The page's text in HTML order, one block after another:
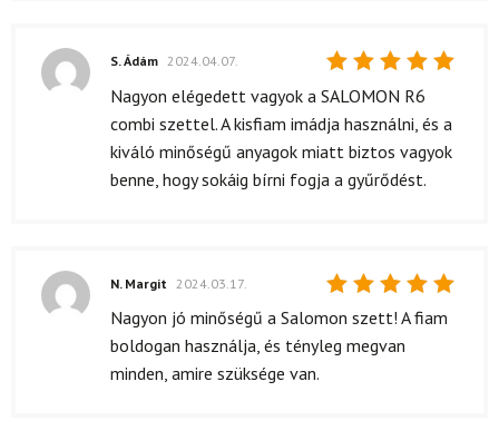
Értékelés:
S. Ádám 2024.04.07.
Nagyon elégedett vagyok a SALOMON R6
combi szettel. A kisfiam imádja használni, és a
kiváló minőségű anyagok miatt biztos vagyok
benne, hogy sokáig bírni fogja a gyűrődést.
Értékelés:
N. Margit 2024.03.17.
Nagyon jó minőségű a Salomon szett! A fiam
boldogan használja, és tényleg megvan
minden, amire szüksége van.